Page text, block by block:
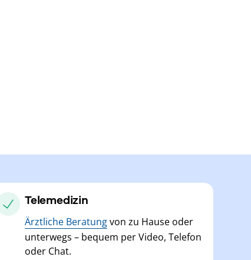
Telemedizin
Ärztliche Beratungvon zu Hause oder
unterwegs – bequem per Video, Telefon
oder Chat.